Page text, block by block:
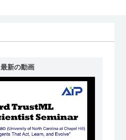
最新の動画